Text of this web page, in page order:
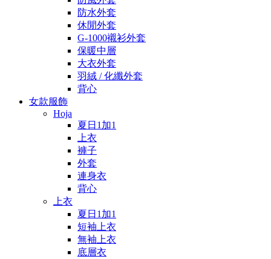
防水外套
休閒外套
G-1000襯衫外套
保暖中層
大衣外套
羽絨 / 化纖外套
背心
女款服飾
Hoja
夏日1加1
上衣
褲子
外套
連身衣
背心
上衣
夏日1加1
短袖上衣
無袖上衣
底層衣